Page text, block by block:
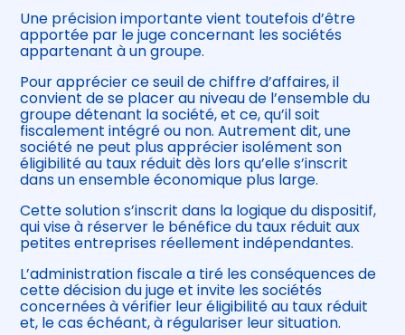
Une précision importante vient toutefois d’être
apportée par le juge concernant les sociétés
appartenant à un groupe.
Pour apprécier ce seuil de chiffre d’affaires, il
convient de se placer au niveau de l’ensemble du
groupe détenant la société, et ce, qu’il soit
fiscalement intégré ou non. Autrement dit, une
société ne peut plus apprécier isolément son
éligibilité au taux réduit dès lors qu’elle s’inscrit
dans un ensemble économique plus large.
Cette solution s’inscrit dans la logique du dispositif,
qui vise à réserver le bénéfice du taux réduit aux
petites entreprises réellement indépendantes.
L’administration fiscale a tiré les conséquences de
cette décision du juge et invite les sociétés
concernées à vérifier leur éligibilité au taux réduit
et, le cas échéant, à régulariser leur situation.